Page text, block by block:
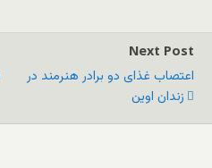
Next Post
اعتصاب غذای دو برادر هنرمند در
زندان اوین